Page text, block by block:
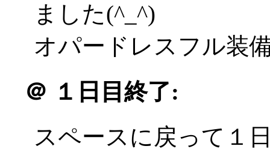
ました(^_^)
オパードレスフル装
＠ １日目終了:
スペースに戻って１